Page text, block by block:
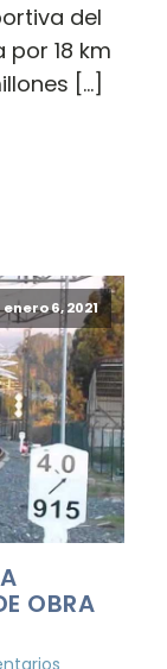
del
18 km
[…]
enero 6, 2021
OBRA